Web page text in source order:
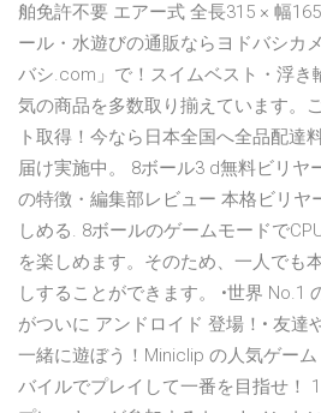
舶免許不要 エアー式 全長315 × 幅
ール・水遊びの通販ならヨドバシカ
バシ.com」で！スイムベスト・浮き
気の商品を多数取り揃えています。
ト取得！今なら日本全国へ全品配達
届け実施中。 8ボール3 d無料ビリヤ
の特徴・編集部レビュー 本格ビリヤ
しめる. 8ボールのゲームモードで
を楽しめます。そのため、一人でも
しすることができます。 •世界 No.1
がついに アンドロイド 登場！• 友達
一緒に遊ぼう！Miniclip の人気ゲー
バイルでプレイして一番を目指せ！